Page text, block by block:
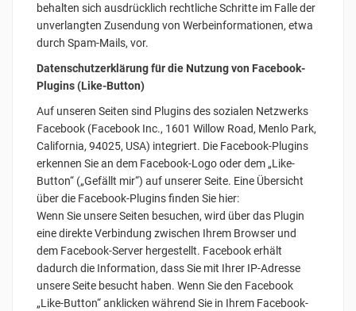
behalten sich ausdrücklich rechtliche Schritte im Falle der
unverlangten Zusendung von Werbeinformationen, etwa
durch Spam-Mails, vor.
Datenschutzerklärung für die Nutzung von Facebook-
Plugins (Like-Button)
Auf unseren Seiten sind Plugins des sozialen Netzwerks
Facebook (Facebook Inc., 1601 Willow Road, Menlo Park,
California, 94025, USA) integriert. Die Facebook-Plugins
erkennen Sie an dem Facebook-Logo oder dem „Like-
Button“ („Gefällt mir“) auf unserer Seite. Eine Übersicht
über die Facebook-Plugins finden Sie hier:
Wenn Sie unsere Seiten besuchen, wird über das Plugin
eine direkte Verbindung zwischen Ihrem Browser und
dem Facebook-Server hergestellt. Facebook erhält
dadurch die Information, dass Sie mit Ihrer IP-Adresse
unsere Seite besucht haben. Wenn Sie den Facebook
„Like-Button“ anklicken während Sie in Ihrem Facebook-